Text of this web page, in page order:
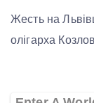
Жесть на
олігарха